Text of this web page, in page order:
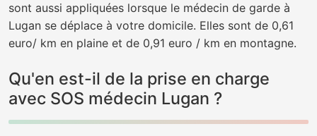
sont aussi appliquées lorsque le médecin de garde à
Lugan se déplace à votre domicile. Elles sont de 0,61
euro/ km en plaine et de 0,91 euro / km en montagne.
Qu'en est-il de la prise en charge
avec SOS médecin Lugan ?